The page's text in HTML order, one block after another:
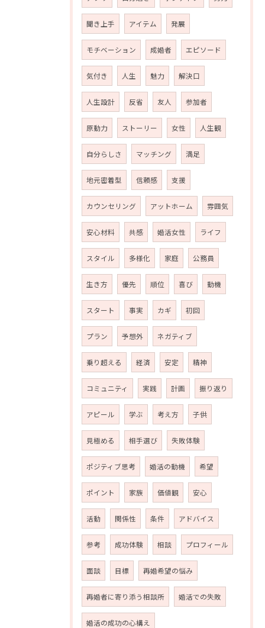
聞き上手 アイテム 発展
モチベーション 成婚者 エピソード
気付き 人生 魅力 解決口
人生設計 反省 友人 参加者
原動力 ストーリー 女性 人生観
自分らしさ マッチング 満足
地元密着型 信頼感 支援
カウンセリング アットホーム 雰囲気
安心材料 共感 婚活女性 ライフ
スタイル 多様化 家庭 公務員
生き方 優先 順位 喜び 動機
スタート 事実 カギ 初回
プラン 予想外 ネガティブ
乗り超える 経済 安定 精神
コミュニティ 実践 計画 振り返り
アピール 学ぶ 考え方 子供
見極める 相手選び 失敗体験
ポジティブ思考 婚活の動機 希望
ポイント 家族 価値観 安心
活動 関係性 条件 アドバイス
参考 成功体験 相談 プロフィール
面談 目標 再婚希望の悩み
再婚者に寄り添う相談所 婚活での失敗
婚活の成功の心構え